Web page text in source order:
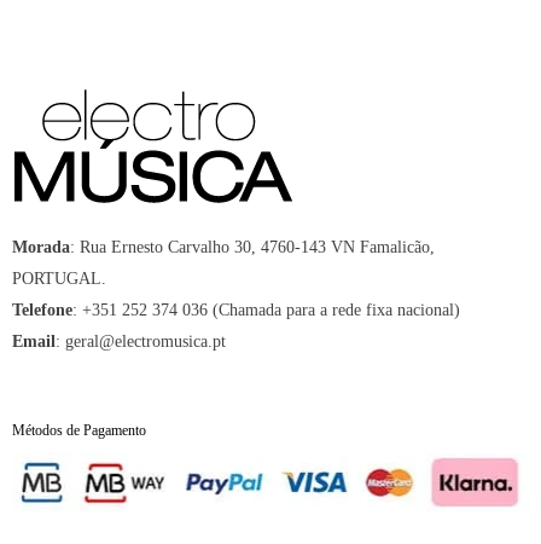
Morada: Rua Ernesto Carvalho 30, 4760-143 VN Famalicão,
PORTUGAL.
Telefone: +351 252 374 036 (Chamada para a rede fixa nacional)
Email: geral@electromusica.pt
Métodos de Pagamento